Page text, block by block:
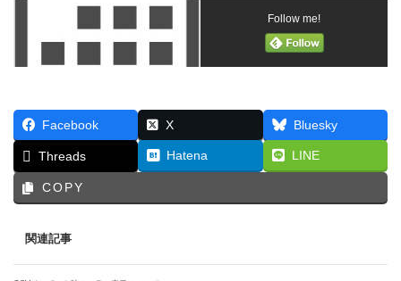
Follow me!
Facebook X Bluesky
Threads Hatena LINE
COPY
関連記事